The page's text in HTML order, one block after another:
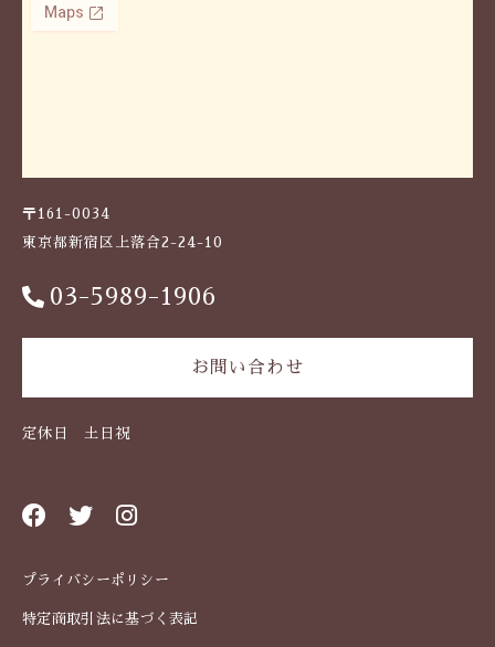
食
洗
対
応
日
〒161-0034
東京都新宿区上落合2-24-10
03-5989-1906
お問い合わせ
定休日 土日祝
プライバシーポリシー
特定商取引法に基づく表記